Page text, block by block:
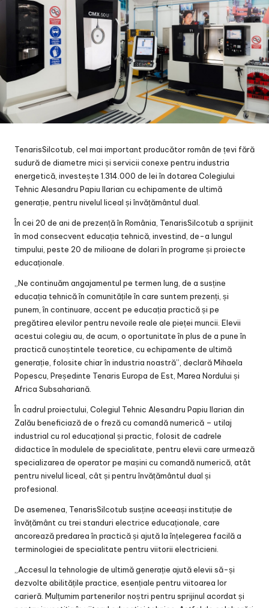
TenarisSilcotub, cel mai important producător român de țevi fără
sudură de diametre mici și servicii conexe pentru industria
energetică, investește 1.314.000 de lei în dotarea Colegiului
Tehnic Alesandru Papiu Ilarian cu echipamente de ultimă
generație, pentru nivelul liceal și învățământul dual.
În cei 20 de ani de prezență în România, TenarisSilcotub a sprijinit
în mod consecvent educația tehnică, investind, de-a lungul
timpului, peste 20 de milioane de dolari în programe și proiecte
educaționale.
„Ne continuăm angajamentul pe termen lung, de a susține
educația tehnică în comunitățile în care suntem prezenți, și
punem, în continuare, accent pe educația practică și pe
pregătirea elevilor pentru nevoile reale ale pieței muncii. Elevii
acestui colegiu au, de acum, o oportunitate în plus de a pune în
practică cunoștintele teoretice, cu echipamente de ultimă
generație, folosite chiar în industria noastră”, declară Mihaela
Popescu, Președinte Tenaris Europa de Est, Marea Nordului și
Africa Subsahariană.
În cadrul proiectului, Colegiul Tehnic Alesandru Papiu Ilarian din
Zalău beneficiază de o freză cu comandă numerică – utilaj
industrial cu rol educațional și practic, folosit de cadrele
didactice în modulele de specialitate, pentru elevii care urmează
specializarea de operator pe mașini cu comandă numerică, atât
pentru nivelul liceal, cât și pentru învățământul dual și
profesional.
De asemenea, TenarisSilcotub susține aceeași instituție de
învățământ cu trei standuri electrice educaționale, care
ancorează predarea în practică și ajută la înțelegerea facilă a
terminologiei de specialitate pentru viitorii electricieni.
„Accesul la tehnologie de ultimă generație ajută elevii să-și
dezvolte abilitățile practice, esențiale pentru viitoarea lor
carieră. Mulțumim partenerilor noștri pentru sprijinul acordat și